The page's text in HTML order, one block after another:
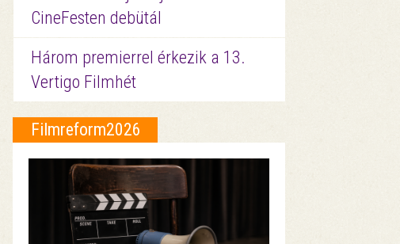
CineFesten debütál
Három premierrel érkezik a 13.
Vertigo Filmhét
Filmreform2026